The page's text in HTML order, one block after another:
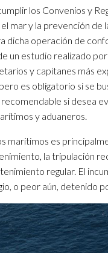
los Convenios y
mar y la prevención de
operación de
un estudio realizado
y capitanes más
es obligatorio si se
si desea
y aduaneros.
marítimos es
la tripulación
regular. El
o peor aún, detenido